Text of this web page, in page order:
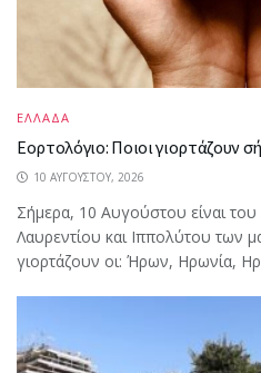
ΕΛΛΑΔΑ
Εορτολόγιο: Ποιοι γιορτάζουν
10 ΑΥΓΟΎΣΤΟΥ, 2026
Σήμερα, 10 Αυγούστου είναι
Λαυρεντίου και Ιππολύτου των
γιορτάζουν οι: Ήρων, Ηρωνία,